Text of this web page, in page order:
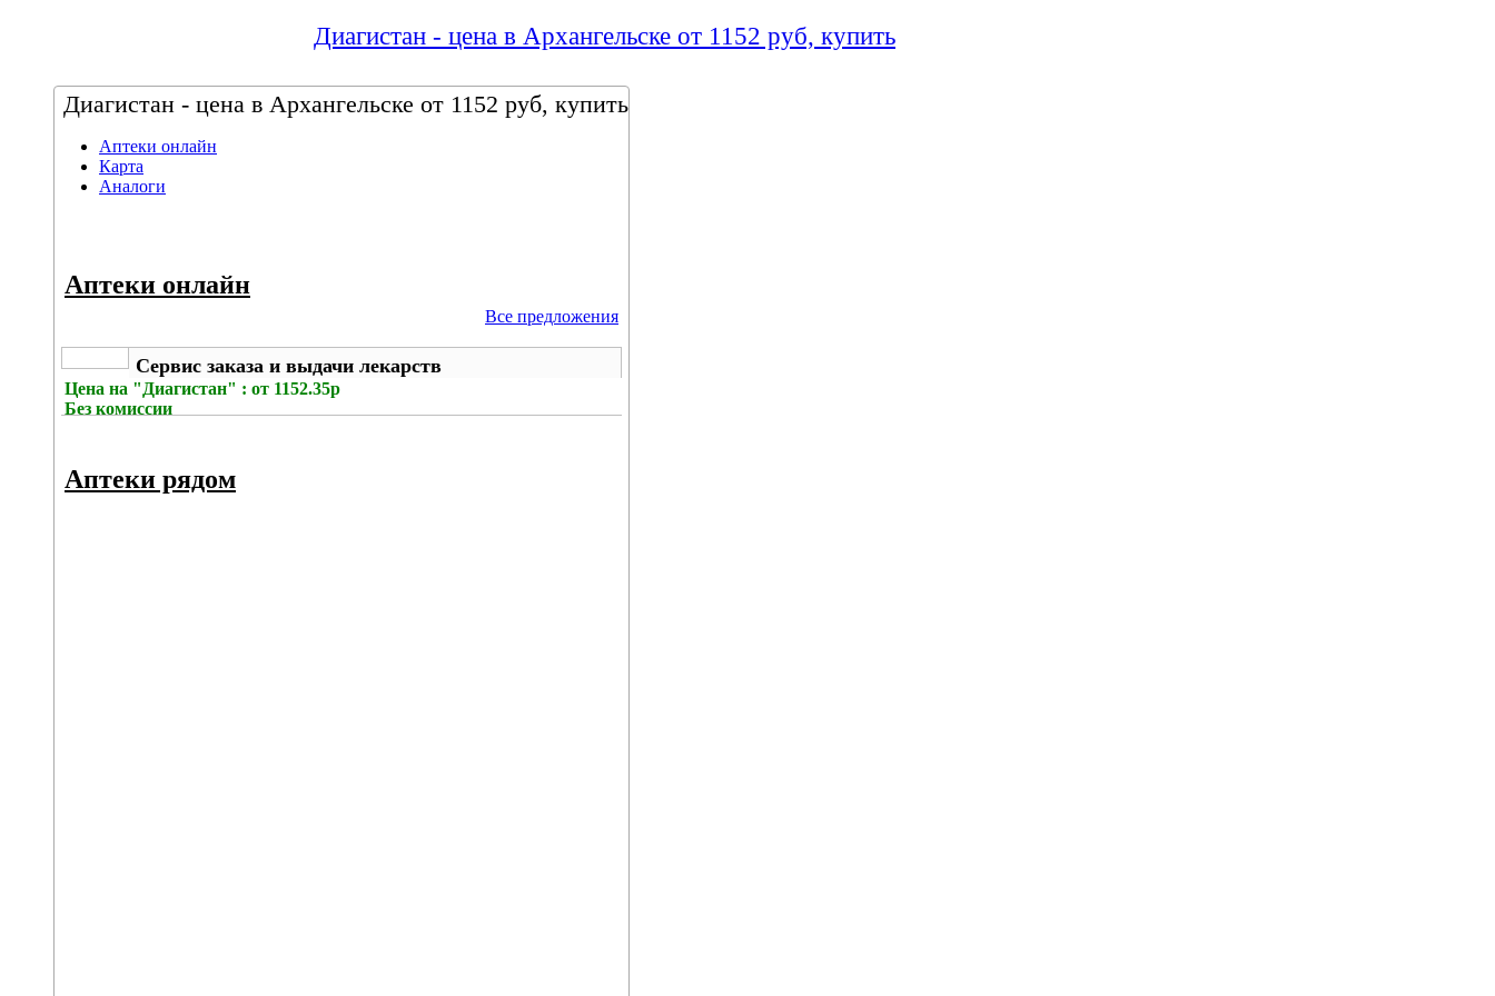
Диагистан - цена в Архангельске от 1152 руб, купить
Диагистан - цена в Архангельске от 1152 руб, купить
Аптеки онлайн
Карта
Аналоги
Аптеки онлайн
Все предложения
Сервис заказа и выдачи лекарств
Цена на "Диагистан" : от 1152.35р
Без комиссии
Аптеки рядом